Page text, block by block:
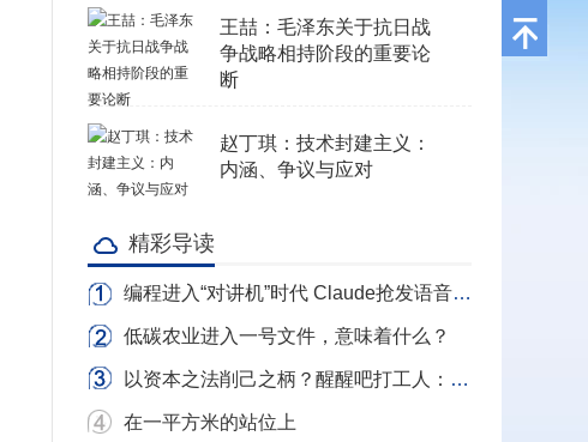
王喆：毛泽东关于抗日战
争战略相持阶段的重要论
断
赵丁琪：技术封建主义：
内涵、争议与应对
精彩导读
编程进入“对讲机”时代 Claude抢发语音写代码 转录Token全免费
低碳农业进入一号文件，意味着什么？
以资本之法削己之柄？醒醒吧打工人：别用镣铐当武器，我们要的是砸碎镣铐的铁锤！
在一平方米的站位上